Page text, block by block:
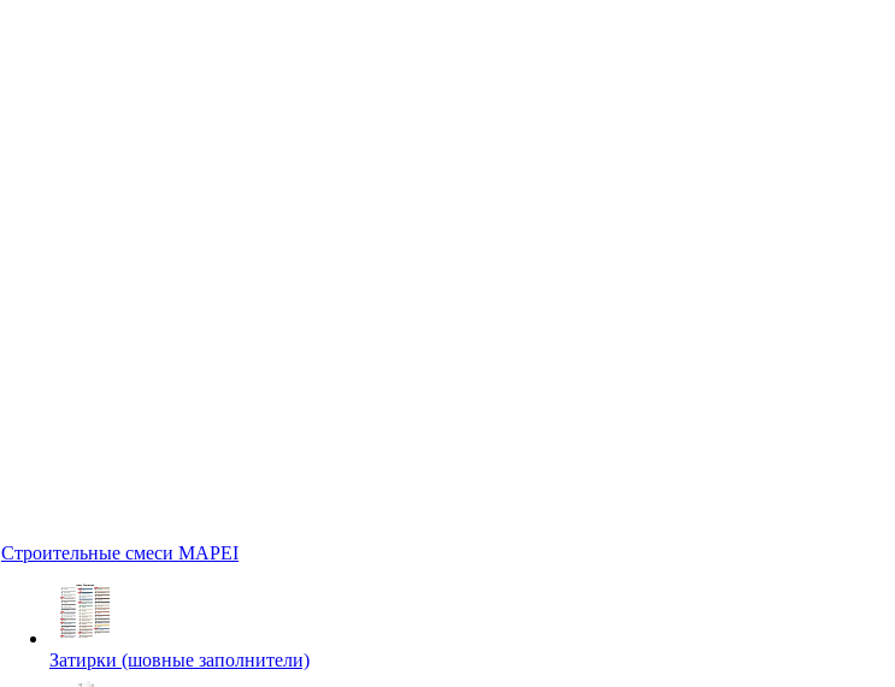
Строительные смеси MAPEI
Затирки (шовные заполнители)